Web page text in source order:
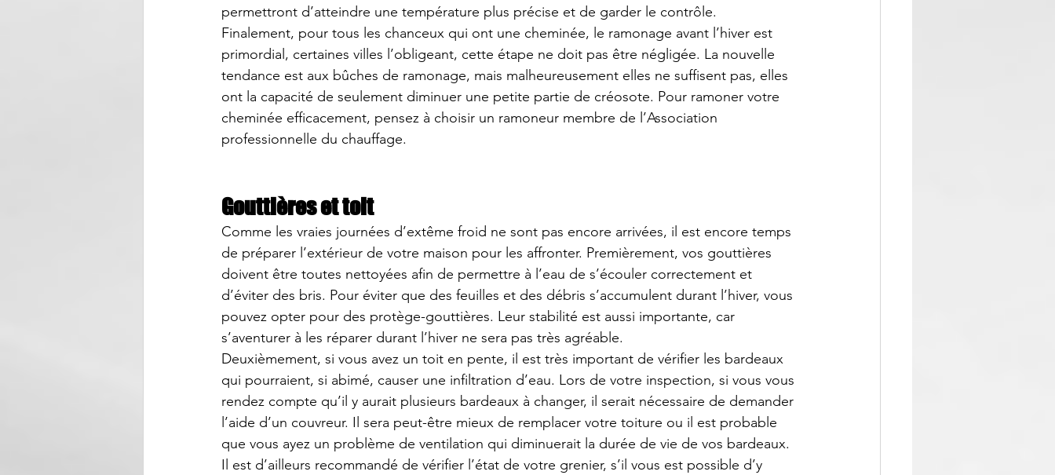
permettront d’atteindre une température plus précise et de garder le contrôle.
Finalement, pour tous les chanceux qui ont une cheminée, le ramonage avant l’hiver est
primordial, certaines villes l’obligeant, cette étape ne doit pas être négligée. La nouvelle
tendance est aux bûches de ramonage, mais malheureusement elles ne suffisent pas, elles
ont la capacité de seulement diminuer une petite partie de créosote. Pour ramoner votre
cheminée efficacement, pensez à choisir un ramoneur membre de l’Association
professionnelle du chauffage.
Gouttières et toit
Comme les vraies journées d’extême froid ne sont pas encore arrivées, il est encore temps
de préparer l’extérieur de votre maison pour les affronter. Premièrement, vos gouttières
doivent être toutes nettoyées afin de permettre à l’eau de s’écouler correctement et
d’éviter des bris. Pour éviter que des feuilles et des débris s’accumulent durant l’hiver, vous
pouvez opter pour des protège-gouttières. Leur stabilité est aussi importante, car
s’aventurer à les réparer durant l’hiver ne sera pas très agréable.
Deuxièmement, si vous avez un toit en pente, il est très important de vérifier les bardeaux
qui pourraient, si abimé, causer une infiltration d’eau. Lors de votre inspection, si vous vous
rendez compte qu’il y aurait plusieurs bardeaux à changer, il serait nécessaire de demander
l’aide d’un couvreur. Il sera peut-être mieux de remplacer votre toiture ou il est probable
que vous ayez un problème de ventilation qui diminuerait la durée de vie de vos bardeaux.
Il est d’ailleurs recommandé de vérifier l’état de votre grenier, s’il vous est possible d’y